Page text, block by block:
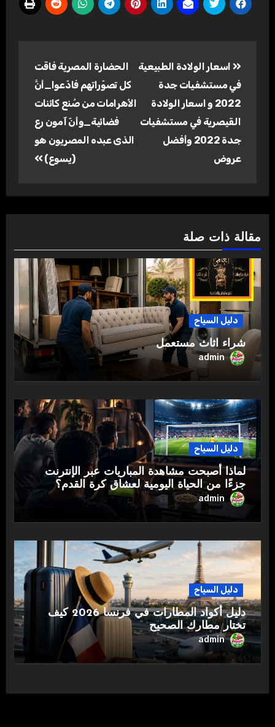
المقالات
اسعار الولادة الطبيعية
في مستشفيات جدة
2022 و اسعار الولادة
القيصرية في مستشفيات
جدة 2022 وأفضل
عروض
الحضارة المصرية فاقت
كل تصوّراتهم فادّعوا_أنَّ
الأهرامات من صُنع كائنات
فضائية_وأنّ آمون رع
الذى عبده المصريون هو
(يسوع)
مقالة ذات صلة
دليل السياح
شراء اثاث مستعمل
admin
دليل السياح
لماذا أصبحت مشاهدة المباريات عبر الإنترنت
جزءًا من الحياة اليومية لعشاق كرة القدم؟
admin
دليل السياح
دليل أكواد المطارات في فرنسا 2026 كيف
تختار مطارك الصحيح
admin